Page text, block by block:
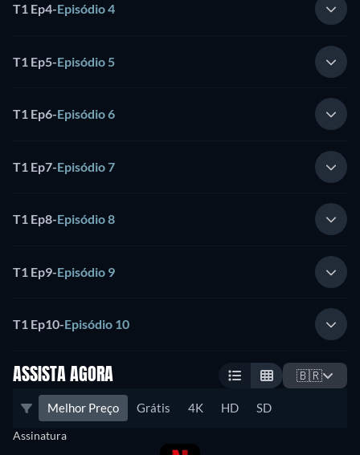
T1 Ep4-Episódio 4
T1 Ep5-Episódio 5
T1 Ep6-Episódio 6
T1 Ep7-Episódio 7
T1 Ep8-Episódio 8
T1 Ep9-Episódio 9
T1 Ep10-Episódio 10
ASSISTA AGORA 🇧🇷
Melhor Preço Grátis 4K HD SD
Assinatura